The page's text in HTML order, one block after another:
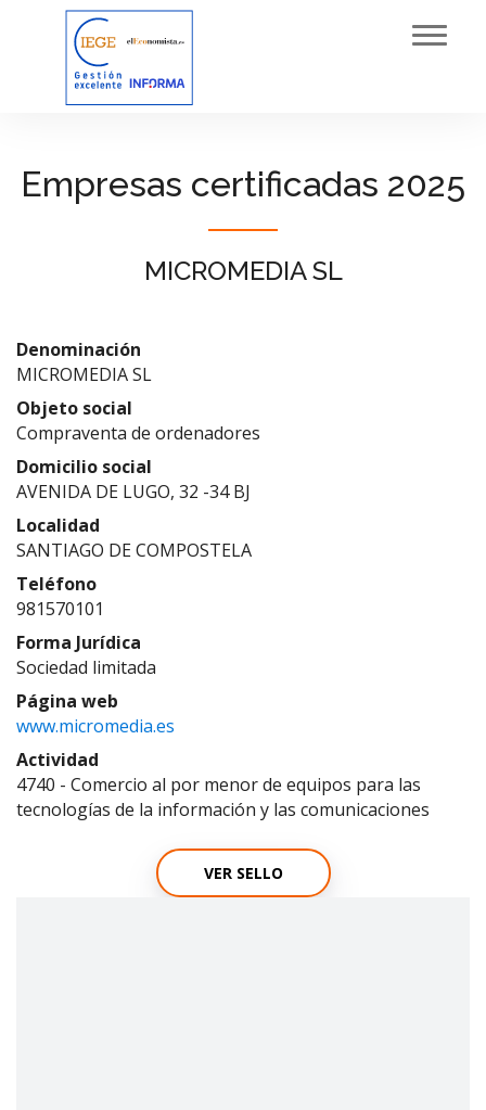
Empresas certificadas 2025
MICROMEDIA SL
Denominación
MICROMEDIA SL
Objeto social
Compraventa de ordenadores
Domicilio social
AVENIDA DE LUGO, 32 -34 BJ
Localidad
SANTIAGO DE COMPOSTELA
Teléfono
981570101
Forma Jurídica
Sociedad limitada
Página web
www.micromedia.es
Actividad
4740 - Comercio al por menor de equipos para las
tecnologías de la información y las comunicaciones
VER SELLO